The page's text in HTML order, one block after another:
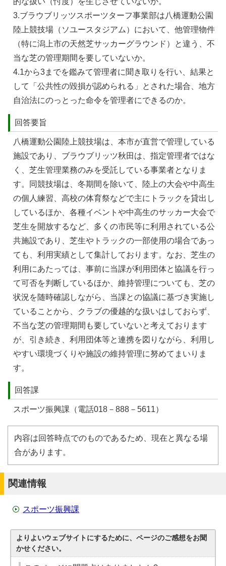
3.ブラウブリッツスポーツターフ事業部は⼋橋運動公園
陸上競技場（ソユースタジアム）において、他管理物件
（特に潟上市の天然芝サッカーグラウンド）と違う、不
当な芝の管理期間を要していないか。
4.1から3までを鑑みて管理者に聞き取りを⾏い、結果と
して「公共性の毀損が認められる」とされた場合、地⽅
⾃治法にのっとった命令を管理者にできるのか。
回答要旨
八橋運動公園陸上競技場は、本市が直営で管理している
施設であり、ブラウブリッツ秋田は、指定管理者ではな
く、芝生管理業務のみを受託している事業者となりま
す。同競技場は、冬期間を除いて、陸上の大会や中高生
の個人練習、高校の体育祭などで主にトラックを貸出し
しているほか、各種イベントや中高生のサッカー大会で
芝生を開放するなど、多くの市民等に利用されている公
共施設であり、芝生やトラックの一部使用の場合であっ
ても、利用実績として集計しております。なお、芝生の
利用にあたっては、事前に当課が利用団体と協議を行っ
て可否を判断しているほか、維持管理についても、芝の
状況を随時確認しながら、当課との協議に基づき実施し
ていることから、クラブの優越的な扱いはしておらず、
不当な芝の管理期間も要していないと考えております
が、引き続き、利用団体等と連携を図りながら、利用し
やすい環境づくりや施設の維持管理に努めてまいりま
す。
回答課
スポーツ振興課（電話018－888－5611）
内容は回答時点でのものであるため、現在と異なる場
合があります。
関連情報
スポーツ振興課
よりよいウェブサイトにするために、ページのご感想をお聞
かせください。